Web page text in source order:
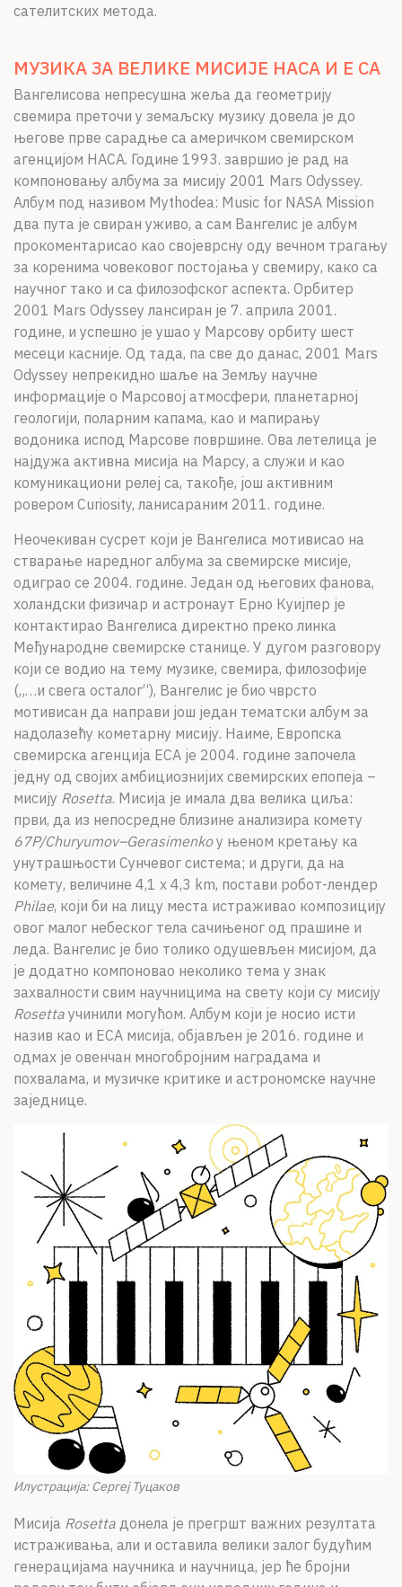
сателитских метода.
МУЗИКА ЗА ВЕЛИКЕ МИСИЈЕ НАСА И Е СА
Вангелисова непресушна жеља да геометрију
свемира преточи у земаљску музику довела је до
његове прве сарадње са америчком свемирском
агенцијом НАСА. Године 1993. завршио је рад на
компоновању албума за мисију 2001 Mars Odyssey.
Албум под називом Mythodea: Music for NASA Mission
два пута је свиран уживо, а сам Вангелис је албум
прокоментарисао као својеврсну оду вечном трагању
за коренима човековог постојања у свемиру, како са
научног тако и са филозофског аспекта. Орбитер
2001 Mars Odyssey лансиран је 7. априла 2001.
године, и успешно је ушао у Марсову орбиту шест
месеци касније. Од тада, па све до данас, 2001 Mars
Odyssey непрекидно шаље на Земљу научне
информације о Марсовој атмосфери, планетарној
геологији, поларним капама, као и мапирању
водоника испод Марсове површине. Ова летелица је
најдужа активна мисија на Марсу, а служи и као
комуникациони релеј са, такође, још активним
ровером Curiosity, ланисараним 2011. године.
Неочекиван сусрет који је Вангелиса мотивисао на
стварање наредног албума за свемирске мисије,
одиграо се 2004. године. Један од његових фанова,
холандски физичар и астронаут Ерно Куијпер је
контактирао Вангелиса директно преко линка
Међународне свемирске станице. У дугом разговору
који се водио на тему музике, свемира, филозофије
(„…и свега осталог“), Вангелис је био чврсто
мотивисан да направи још један тематски албум за
надолазећу кометарну мисију. Наиме, Европска
свемирска агенција ЕСА је 2004. године започела
једну од својих амбициознијих свемирских епопеја –
мисију Rosetta. Мисија је имала два велика циља:
први, да из непосредне близине анализира комету
67P/Churyumov–Gerasimenkoу њеном кретању ка
унутрашњости Сунчевог система; и други, да на
комету, величине 4,1 x 4,3 km, постави робот-лендер
Philae, који би на лицу места истраживао композицију
овог малог небеског тела сачињеног од прашине и
леда. Вангелис је био толико одушевљен мисијом, да
је додатно компоновао неколико тема у знак
захвалности свим научницима на свету који су мисију
Rosetta учинили могућом. Албум који је носио исти
назив као и ЕСА мисија, објављен је 2016. године и
одмах је овенчан многобројним наградама и
похвалама, и музичке критике и астрономске научне
заједнице.
Илустрација: Сергеј Туцаков
Мисија Rosetta донела је прегршт важних резултата
истраживања, али и оставила велики залог будућим
генерацијама научника и научница, јер ће бројни